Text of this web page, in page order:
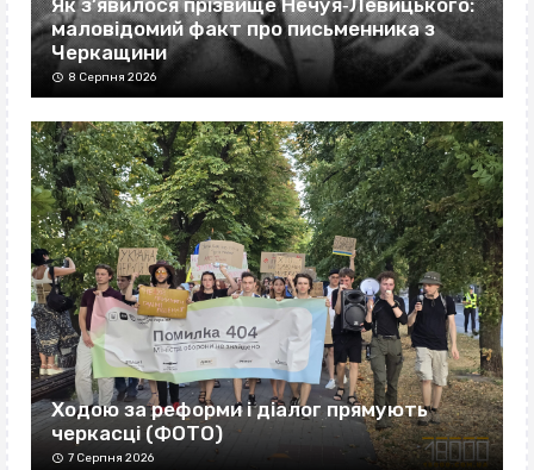
маловідомий факт про письменника з
Черкащини
8 Серпня 2026
Ходою за реформи і діалог прямують
черкасці (ФОТО)
7 Серпня 2026